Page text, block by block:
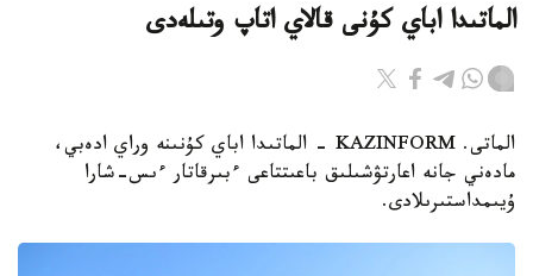
الماتىدا اباي كۇنى قالاي اتاپ وتىلەدى
الماتى. KAZINFORM - الماتىدا اباي كۇنىنە وراي ادەبي،
مادەني جانە اعارتۋشىلىق باعىتتاعى ءبىرقاتار ءىس-شارا
ۇيىمداستىرىلادى.